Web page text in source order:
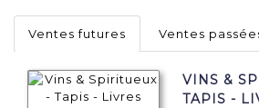
Ventes futures Ventes
VINS &
TAPIS -